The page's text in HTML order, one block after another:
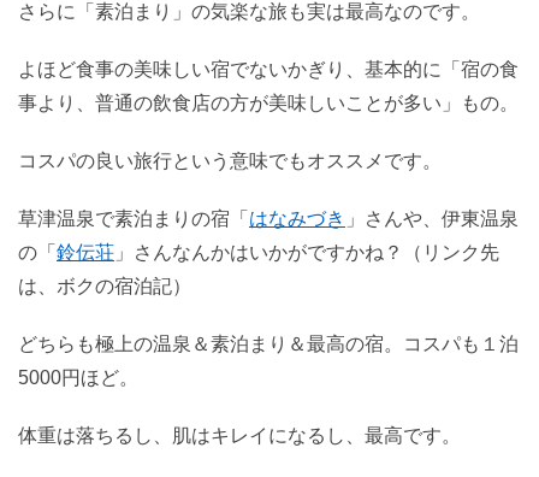
さらに「素泊まり」の気楽な旅も実は最高なのです。
よほど食事の美味しい宿でないかぎり、基本的に「宿の食
事より、普通の飲食店の方が美味しいことが多い」もの。
コスパの良い旅行という意味でもオススメです。
草津温泉で素泊まりの宿「 はなみづき 」さんや、伊東温泉
の「 鈴伝荘 」さんなんかはいかがですかね？（リンク先
は、ボクの宿泊記）
どちらも極上の温泉＆素泊まり＆最高の宿。コスパも１泊
5000円ほど。
体重は落ちるし、肌はキレイになるし、最高です。